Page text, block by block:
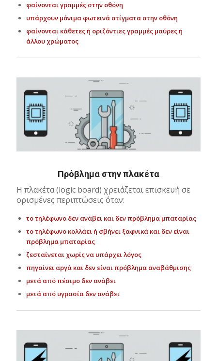
φαίνονται γραμμές στην οθόνη
υπάρχουν μόνιμα φωτεινά στίγματα στην οθόνη
φαίνονται κάθετες ή οριζόντιες γραμμές μαύρες ή
άλλου χρώματος
Πρόβλημα στην πλακέτα
Η πλακέτα (logic board) χρειάζεται επισκευή σε
ορισμένες περιπτώσεις όταν:
το τηλέφωνο δεν ανάβει και δεν πρόβλημα μπαταρίας
το τηλέφωνο κολλάει ή σβήνει ξαφνικά και δεν είναι
πρόβλημα μπαταρίας
ζεσταίνεται χωρίς να υπάρχει λόγος
πηγαίνει αργά και δεν είναι πρόβλημα αναβάθμισης
μετά από πέσιμο δεν ανάβει
μετά από υγρασία δεν ανάβει